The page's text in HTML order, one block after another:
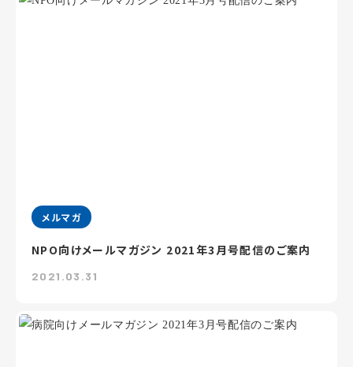
メルマガ
NPO向けメールマガジン 2021年3月号配信のご案内
2021.03.31